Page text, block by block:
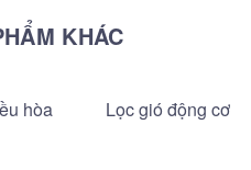
KHÁC
hòa Lọc gió động cơ